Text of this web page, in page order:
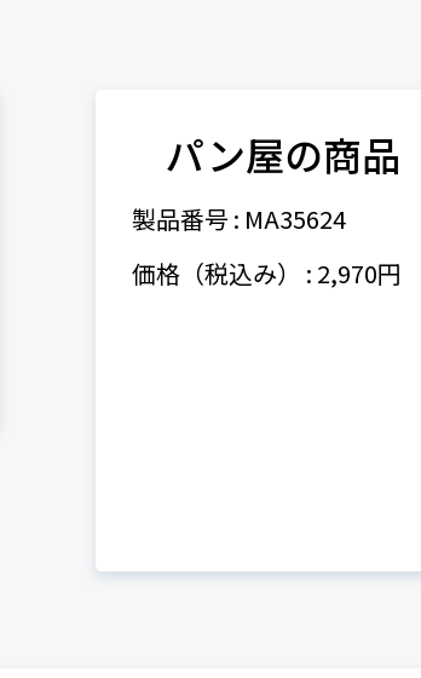
パン屋の商品
製品番号 : MA35624
価格（税込み） : 2,970円